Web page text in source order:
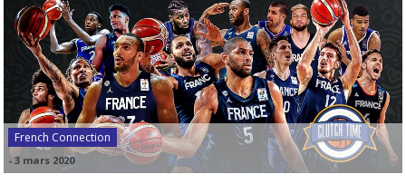
French Connection
-3 mars 2020